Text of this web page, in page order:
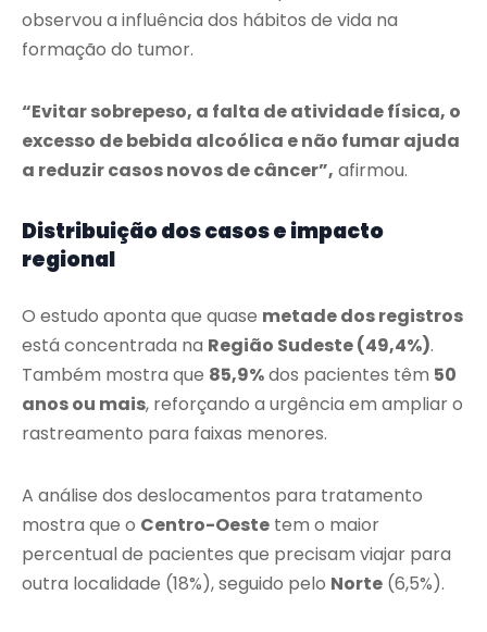
observou a influência dos hábitos de vida na
formação do tumor.
“Evitar sobrepeso, a falta de atividade física, o
excesso de bebida alcoólica e não fumar ajuda
a reduzir casos novos de câncer”, afirmou.
Distribuição dos casos e impacto
regional
O estudo aponta que quase metade dos registros
está concentrada na Região Sudeste (49,4%).
Também mostra que 85,9%dos pacientes têm 50
anos ou mais, reforçando a urgência em ampliar o
rastreamento para faixas menores.
A análise dos deslocamentos para tratamento
mostra que o Centro-Oeste tem o maior
percentual de pacientes que precisam viajar para
outra localidade (18%), seguido pelo Norte (6,5%).